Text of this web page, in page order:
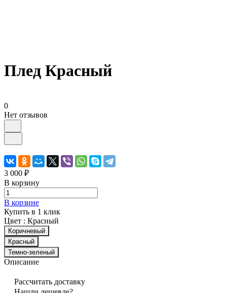
Плед Красный
0
Нет отзывов
3 000 ₽
В корзину
В корзине
Купить в 1 клик
Цвет : Красный
Коричневый
Красный
Темно-зеленый
Описание
Рассчитать доставку